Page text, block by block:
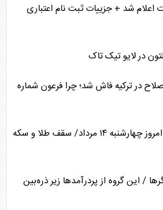
شد + جزییات ثبت نام اعتباری
در لایو تیک تاک
در ترکیه فاش شد؛ چرا فرعون شماره
آخرین قیمت طلا و سکه امروز چهارشنبه ۱۴ مرداد/ سقف طلا و سکه
/ این گروه از پردرآمد‌ها زیر ذره‌بین